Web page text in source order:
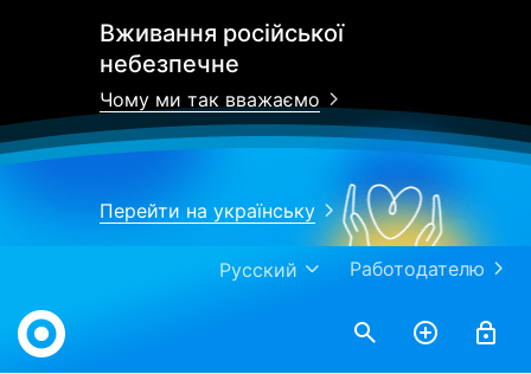
Вживання російської
небезпечне
Чому ми так вважаємо
Перейти на українську
Работодателю
Русский
Work.ua